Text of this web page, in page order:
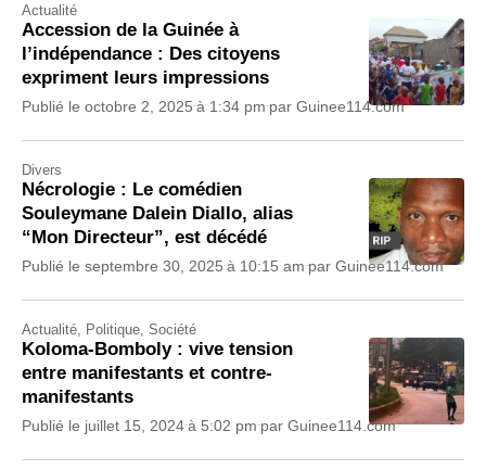
Actualité
Accession de la Guinée à
l’indépendance : Des citoyens
expriment leurs impressions
Publié le octobre 2, 2025 à 1:34 pm par Guinee114.com
Divers
Nécrologie : Le comédien
Souleymane Dalein Diallo, alias
“Mon Directeur”, est décédé
Publié le septembre 30, 2025 à 10:15 am par Guinee114.com
Actualité Politique Société
Koloma-Bomboly : vive tension
entre manifestants et contre-
manifestants
Publié le juillet 15, 2024à 5:02 pm par Guinee114.com